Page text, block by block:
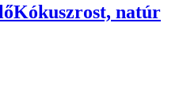
Kókuszrost, natúr